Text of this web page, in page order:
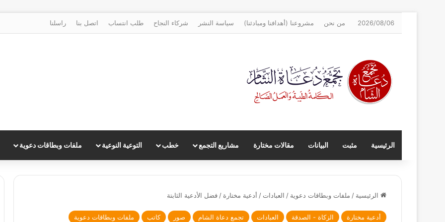
2026/08/06 من نحن مشروعنا (أهدافنا ومبادئنا) سياسة النشر شركاء النجاح طلب انتساب اتصل بنا راسلنا
الرئيسية مثبت البيانات مقالات مختارة مشاريع التجمع خطب التوعية النوعية ملفات وبطاقات دعوية
الرئيسية / ملفات وبطاقات دعوية / العبادات / أدعية مختارة / فضل الأدعية الثابتة
أدعية مختارة الزكاة - الصدقة العبادات تجمع دعاة الشام صور كاتب ملفات وبطاقات دعوية